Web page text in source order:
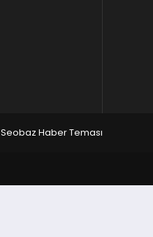
Seobaz Haber Teması